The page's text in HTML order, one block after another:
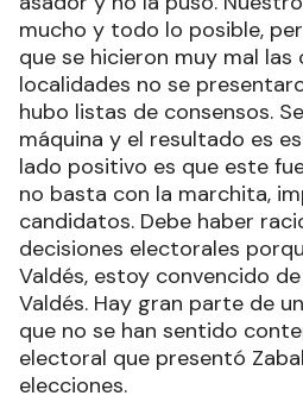
mucho y todo lo posible,
que se hicieron muy mal las
localidades no se
hubo listas de consensos.
máquina y el resultado es
lado positivo es que este
no basta con la marchita,
candidatos. Debe haber
decisiones electorales
Valdés, estoy convencido
Valdés. Hay gran parte de
que no se han sentido
electoral que presentó
elecciones.